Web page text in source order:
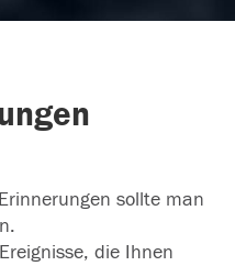
sollte man
die Ihnen